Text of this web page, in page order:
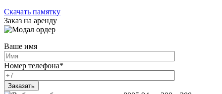
Скачать памятку
Заказ на аренду
Ваше имя
Номер телефона*